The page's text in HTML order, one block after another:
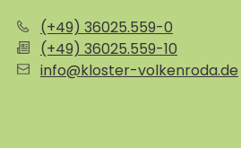
(+49) 36025.559-0
(+49) 36025.559-10
info@kloster-volkenroda.de